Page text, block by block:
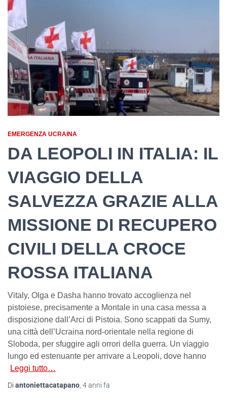
EMERGENZA UCRAINA
DA LEOPOLI IN ITALIA: IL
VIAGGIO DELLA
SALVEZZA GRAZIE ALLA
MISSIONE DI RECUPERO
CIVILI DELLA CROCE
ROSSA ITALIANA
Vitaly, Olga e Dasha hanno trovato accoglienza nel
pistoiese, precisamente a Montale in una casa messa a
disposizione dall’Arci di Pistoia. Sono scappati da Sumy,
una città dell’Ucraina nord-orientale nella regione di
Sloboda, per sfuggire agli orrori della guerra. Un viaggio
lungo ed estenuante per arrivare a Leopoli, dove hanno
Leggi tutto…
Di antoniettacatapano 4 anni fa